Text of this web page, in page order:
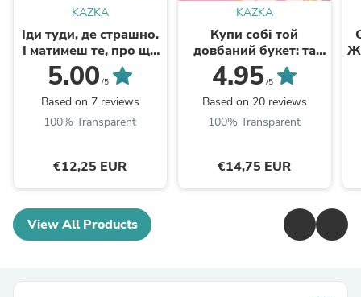
KAZKA
Іди туди, де страшно.
І матимеш те, про що
мрієш
5.00 /5
Based on 7 reviews
100% Transparent
€12,25 EUR
KAZKA
Купи собі той
довбаний букет: та
інші способи
зібратися докупи від
тієї, кому вдалось
4.95/5
Based on 20 reviews
100% Transparent
€14,75 EUR
View All Products